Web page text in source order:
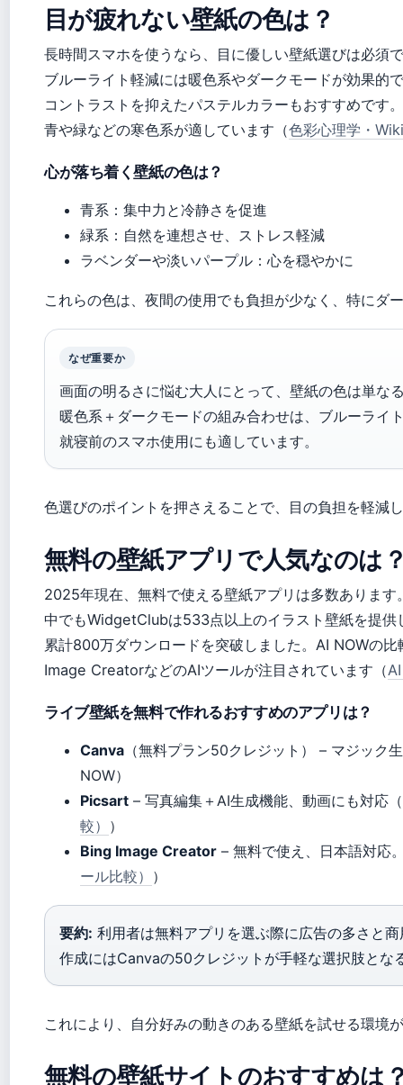
目が疲れない壁紙の色は？
長時間スマホを使うなら、目に優しい壁紙選びは必須
ブルーライト軽減には暖色系やダークモードが効果的
コントラストを抑えたパステルカラーもおすすめです
青や緑などの寒色系が適しています（色彩心理学・
心が落ち着く壁紙の色は？
青系：集中力と冷静さを促進
緑系：自然を連想させ、ストレス軽減
ラベンダーや淡いパープル：心を穏やかに
これらの色は、夜間の使用でも負担が少なく、特にダ
なぜ重要か
画面の明るさに悩む大人にとって、壁紙の色は単な
暖色系＋ダークモードの組み合わせは、ブルーライ
就寝前のスマホ使用にも適しています。
色選びのポイントを押さえることで、目の負担を軽減
無料の壁紙アプリで人気なのは
2025年現在、無料で使える壁紙アプリは多数あります
中でもWidgetClubは533点以上のイラスト壁紙を提供
累計800万ダウンロードを突破しました。AI NOWの
Image CreatorなどのAIツールが注目されています（
ライブ壁紙を無料で作れるおすすめのアプリは？
Canva （無料プラン50クレジット） – マジック
NOW）
Picsart – 写真編集＋AI生成機能、動画にも対応（
較） ）
Bing Image Creator – 無料で使え、日本語対応
ール比較） ）
要約: 利用者は無料アプリを選ぶ際に広告の多さと
作成にはCanvaの50クレジットが手軽な選択肢とな
これにより、自分好みの動きのある壁紙を試せる環境
無料の壁紙サイトのおすすめは